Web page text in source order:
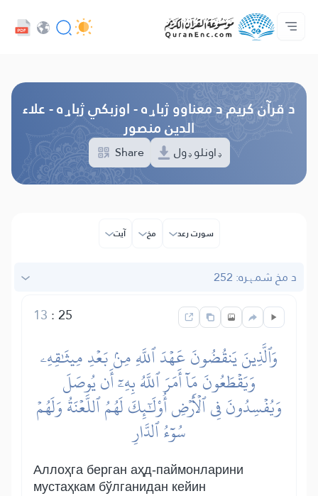
کور‌پاڼه
د ژباړو فهرست
Audio
د پراختیا ورکوونکو چوپړتیاوې - API
د پروژې په اړه
مونږ سره اړیکه ونیسه
ژبه
د قرآن کریم د معناوو ژباړه - اوزبکي ژباړه - علاء
الدین منصور
ډاونلوډول Share
سورت رعد مخ آیت
د مخ شمېره: 252
25
:
13
وَٱلَّذِينَ يَنقُضُونَ عَهۡدَ ٱللَّهِ مِنۢ بَعۡدِ مِيثَٰقِهِۦ
وَيَقۡطَعُونَ مَآ أَمَرَ ٱللَّهُ بِهِۦٓ أَن يُوصَلَ
وَيُفۡسِدُونَ فِي ٱلۡأَرۡضِ أُوْلَٰٓئِكَ لَهُمُ ٱللَّعۡنَةُ وَلَهُمۡ
سُوٓءُ ٱلدَّارِ
Аллоҳга берган аҳд-паймонларини
мустаҳкам бўлганидан кейин